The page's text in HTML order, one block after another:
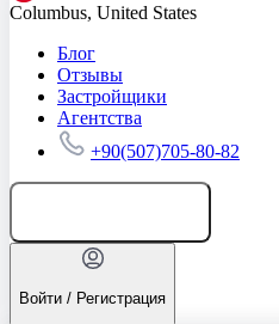
Columbus, United States
Блог
Отзывы
Застройщики
Агентства
+90(507)705-80-82
Войти / Регистрация